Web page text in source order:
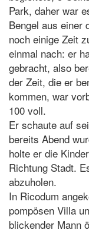
Park, daher war
Bengel aus einer
noch einige Zeit
einmal nach: er
gebracht, also
der Zeit, die er
kommen, war
100 voll.
Er schaute auf
bereits Abend
holte er die
Richtung Stadt.
abzuholen.
In Ricodum
pompösen Villa
blickender Mann